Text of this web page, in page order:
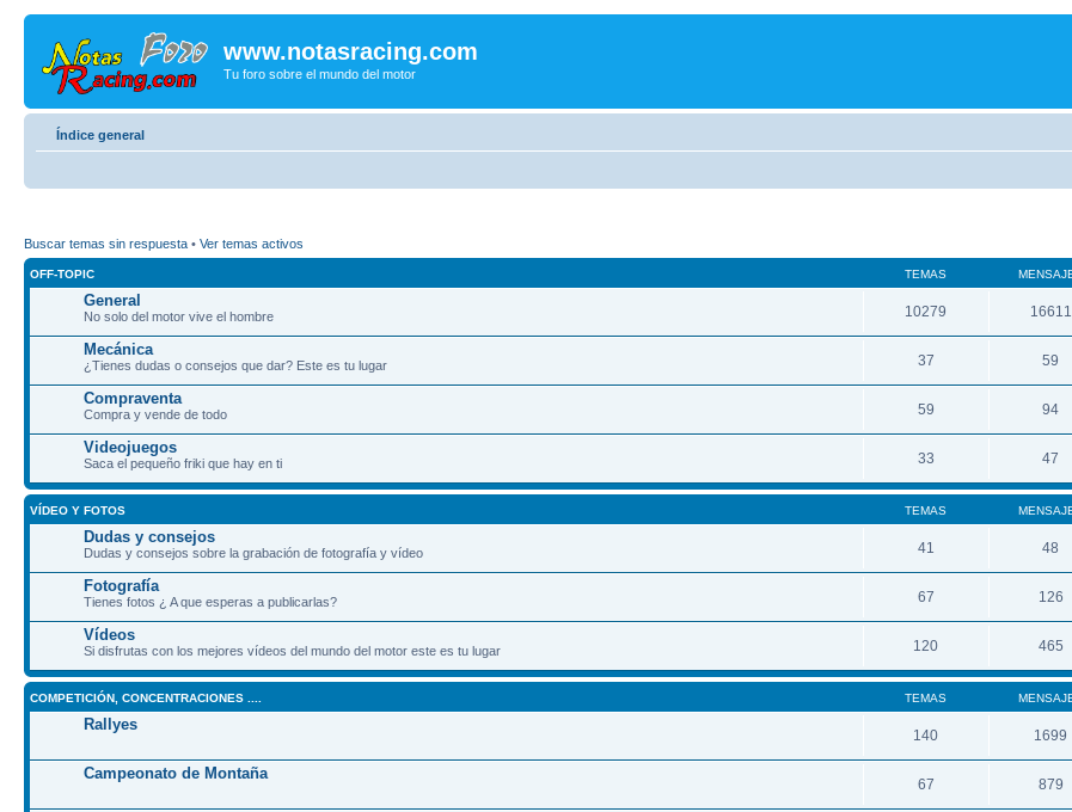
www.notasracing.com
Tu foro sobre el mundo del motor
Índice general
Buscar temas sin respuesta • Ver temas activos
OFF-TOPIC TEMAS
General
No solo del motor vive el hombre 10279 16611
Mecánica
¿Tienes dudas o consejos que dar? Este es tu lugar 37 59
Compraventa
Compra y vende de todo 59 94
Videojuegos
Saca el pequeño friki que hay en ti 33 47
VÍDEO Y FOTOS TEMAS
Dudas y consejos
Dudas y consejos sobre la grabación de fotografía y vídeo 41 48
Fotografía
Tienes fotos ¿ A que esperas a publicarlas? 67 126
Vídeos
Si disfrutas con los mejores vídeos del mundo del motor este es tu lugar 120 465
COMPETICIÓN, CONCENTRACIONES .... TEMAS
Rallyes
140 1699
Campeonato de Montaña
67 879